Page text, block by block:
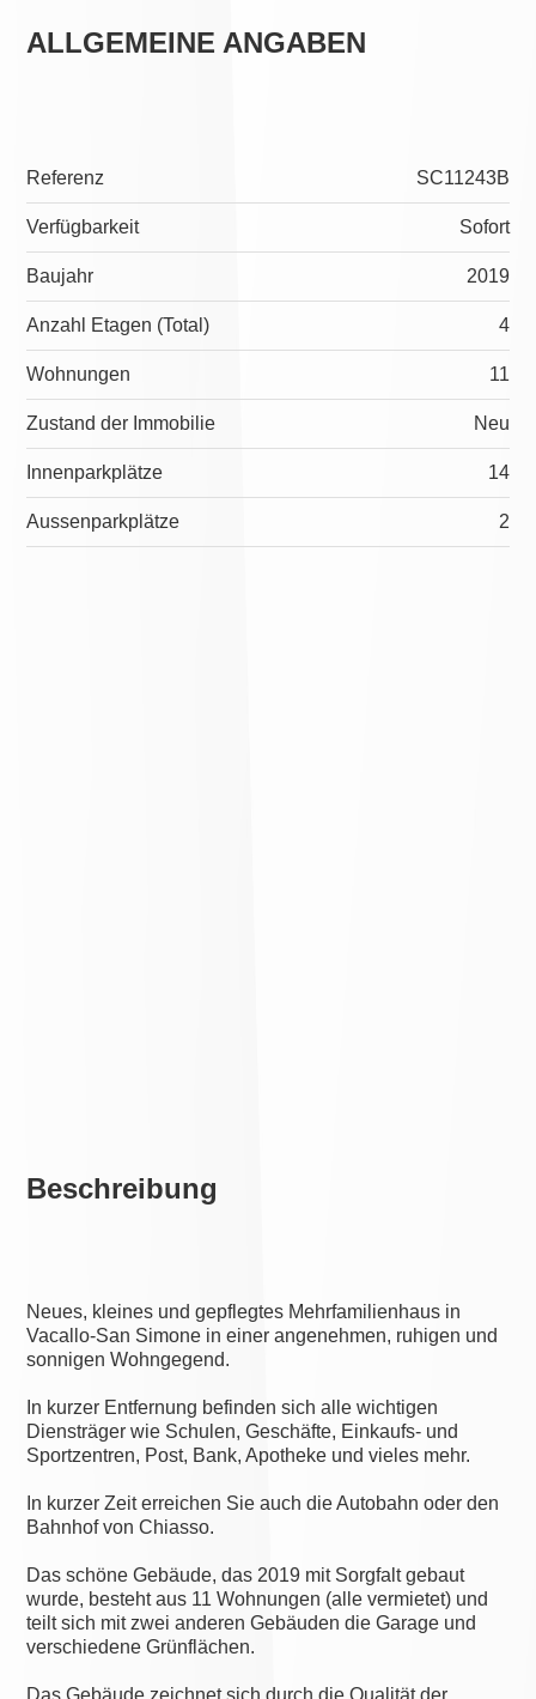
Beschreibung
Neues, kleines und gepflegtes Mehrfamilienhaus in
Vacallo-San Simone in einer angenehmen, ruhigen und
sonnigen Wohngegend.
In kurzer Entfernung befinden sich alle wichtigen
Diensträger wie Schulen, Geschäfte, Einkaufs- und
Sportzentren, Post, Bank, Apotheke und vieles mehr.
In kurzer Zeit erreichen Sie auch die Autobahn oder den
Bahnhof von Chiasso.
Das schöne Gebäude, das 2019 mit Sorgfalt gebaut
wurde, besteht aus 11 Wohnungen (alle vermietet) und
teilt sich mit zwei anderen Gebäuden die Garage und
verschiedene Grünflächen.
Das Gebäude zeichnet sich durch die Qualität der
ALLGEMEINE ANGABEN
Referenz SC11243B
Verfügbarkeit Sofort
Baujahr 2019
Anzahl Etagen (Total) 4
Wohnungen 11
Zustand der Immobilie Neu
Innenparkplätze 14
Aussenparkplätze 2